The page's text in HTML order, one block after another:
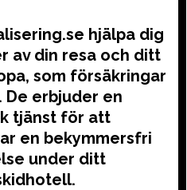
hjälpa dig
av din resa och ditt
som försäkringar
erbjuder en
tjänst för att
en bekymmersfri
under ditt